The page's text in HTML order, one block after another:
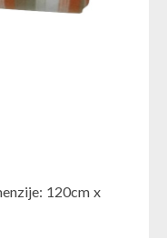
120cm x